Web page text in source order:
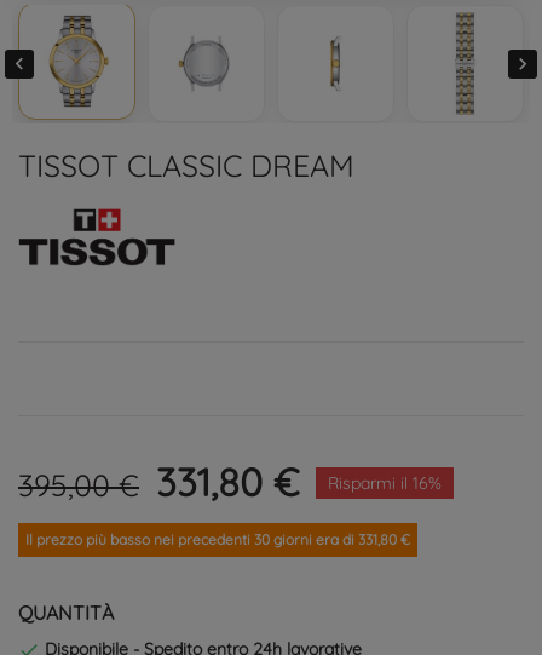
 
TISSOT CLASSIC DREAM
395,00 € 331,80 € Risparmi il 16%
Il prezzo più basso nei precedenti 30 giorni era di 331,80 €
QUANTITÀ
Disponibile - Spedito entro 24h lavorative